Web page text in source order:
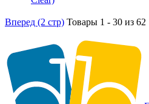
Вперед (2 стр) Товары 1 - 30 из 62